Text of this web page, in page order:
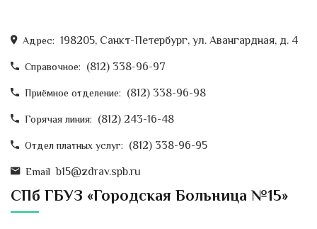
вспомнить добрым...
Неделя донорства в больнице
С 17 по 21 декабря в СПб ГБУЗ
«Городская больница № 15» на...
На 6-м отделении челюстно-
больницы № 15 выполнили
редкие высокотехнологичные
операции по реконструкции
челюстей с применением
Адрес: 198205, Санкт-Петербург, ул. Авангардная, д. 4
Справочное: (812) 338-96-97
Приёмное отделение: (812) 338-96-98
Горячая линия: (812) 243-16-48
Отдел платных услуг: (812) 338-96-95
Email b15@zdrav.spb.ru
СПб ГБУЗ «Городская Больница №15»